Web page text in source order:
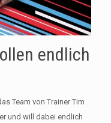
endlich
Team von Trainer Tim
und will dabei endlich